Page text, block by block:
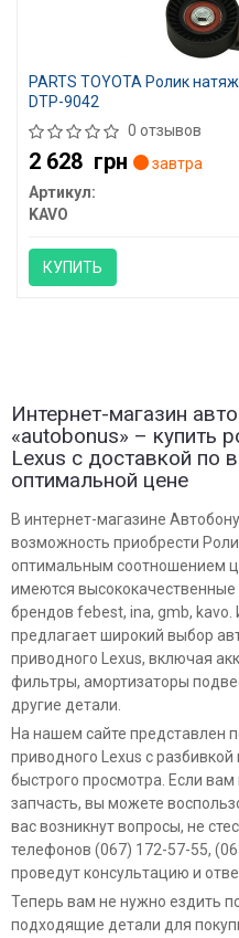
PARTS TOYOTA Ролик
DTP-9042
0 отзывов
2 628 грн
завтра
Артикул:
KAVO
КУПИТЬ
Интернет-магазин
«autobonus» – купить
Lexus с доставкой по
оптимальной цене
В интернет-магазине
возможность приобрести
оптимальным соотношением
имеются высококачественные
брендов febest, ina, gmb, kavo.
предлагает широкий выбор
приводного Lexus, включая
фильтры, амортизаторы
другие детали.
На нашем сайте представлен
приводного Lexus с
быстрого просмотра. Если
запчасть, вы можете
вас возникнут вопросы, не
телефонов (067) 172-57-55,
проведут консультацию и
Теперь вам не нужно ездить
подходящие детали для